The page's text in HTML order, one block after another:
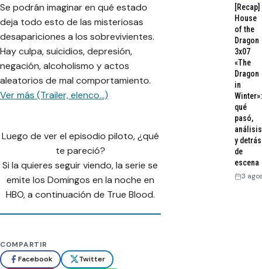
Se podrán imaginar en qué estado
deja todo esto de las misteriosas
desapariciones a los sobrevivientes.
Hay culpa, suicidios, depresión,
negación, alcoholismo y actos
aleatorios de mal comportamiento.
Ver más (Trailer, elenco…)
Luego de ver el episodio piloto, ¿qué
te pareció?
Si la quieres seguir viendo, la serie se
emite los Domingos en la noche en
HBO, a continuación de True Blood.
COMPARTIR
Facebook
Twitter
[Recap]
House
of the
Dragon
3x07
«The
Dragon
in
Winter»:
qué
pasó,
análisis
y detrás
de
escena
3